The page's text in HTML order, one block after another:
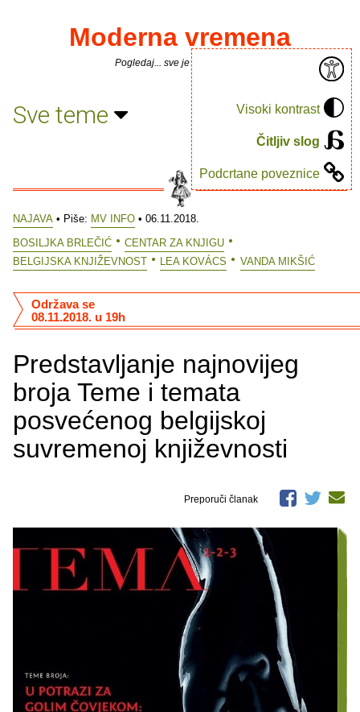
Visoki kontrast
Čitljiv slog
Podcrtane poveznice
Moderna vremena
Pogledaj... sve je puno knjiga.
Sve teme
NAJAVA • Piše: MV INFO • 06.11.2018.
BOSILJKA BRLEČIĆ
CENTAR ZA KNJIGU
BELGIJSKA KNJIŽEVNOST
LEA KOVÁCS VANDA MIKŠIĆ
Predstavljanje najnovijeg
broja Teme i temata
posvećenog belgijskoj
suvremenoj književnosti
Održava se
08.11.2018. u 19h
Preporuči članak